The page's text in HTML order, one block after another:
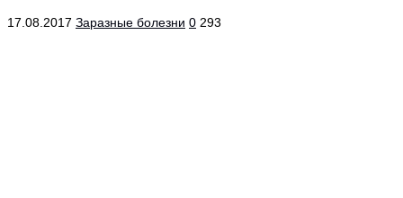
17.08.2017 Заразные болезни 0 293